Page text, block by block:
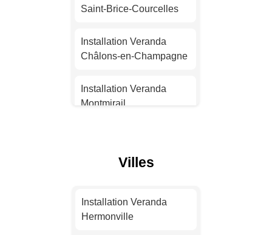
Nantes
Installation Veranda
Strasbourg
Installation Veranda
Montpellier
Installation Veranda
Saint-Brice-Courcelles
Installation Veranda
Châlons-en-Champagne
Installation Veranda
Montmirail
Suippes
Villes
Installation Veranda
Hermonville